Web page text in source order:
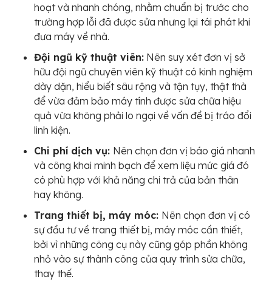
hoạt và nhanh chóng, nhằm chuẩn bị trước cho
trường hợp lỗi đã được sửa nhưng lại tái phát khi
đưa máy về nhà.
Đội ngũ kỹ thuật viên: Nên suy xét đơn vị sở
hữu đội ngũ chuyên viên kỹ thuật có kinh nghiệm
dày dặn, hiểu biết sâu rộng và tận tụy, thật thà
để vừa đảm bảo máy tính được sửa chữa hiệu
quả vừa không phải lo ngại về vấn đề bị tráo đổi
linh kiện.
Chi phí dịch vụ: Nên chọn đơn vị báo giá nhanh
và công khai minh bạch để xem liệu mức giá đó
có phù hợp với khả năng chi trả của bản thân
hay không.
Trang thiết bị, máy móc: Nên chọn đơn vị có
sự đầu tư về trang thiết bị, máy móc cần thiết,
bởi vì những công cụ này cũng góp phần không
nhỏ vào sự thành công của quy trình sửa chữa,
thay thế.